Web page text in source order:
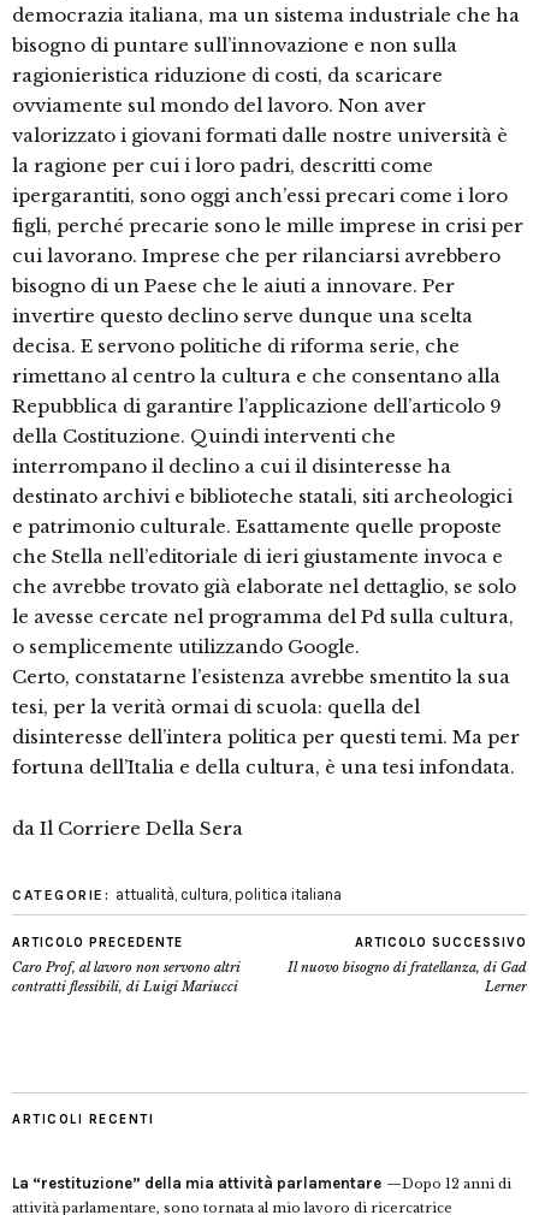
democrazia italiana, ma un sistema industriale che ha
bisogno di puntare sull’innovazione e non sulla
ragionieristica riduzione di costi, da scaricare
ovviamente sul mondo del lavoro. Non aver
valorizzato i giovani formati dalle nostre università è
la ragione per cui i loro padri, descritti come
ipergarantiti, sono oggi anch’essi precari come i loro
figli, perché precarie sono le mille imprese in crisi per
cui lavorano. Imprese che per rilanciarsi avrebbero
bisogno di un Paese che le aiuti a innovare. Per
invertire questo declino serve dunque una scelta
decisa. E servono politiche di riforma serie, che
rimettano al centro la cultura e che consentano alla
Repubblica di garantire l’applicazione dell’articolo 9
della Costituzione. Quindi interventi che
interrompano il declino a cui il disinteresse ha
destinato archivi e biblioteche statali, siti archeologici
e patrimonio culturale. Esattamente quelle proposte
che Stella nell’editoriale di ieri giustamente invoca e
che avrebbe trovato già elaborate nel dettaglio, se solo
le avesse cercate nel programma del Pd sulla cultura,
o semplicemente utilizzando Google.
Certo, constatarne l’esistenza avrebbe smentito la sua
tesi, per la verità ormai di scuola: quella del
disinteresse dell’intera politica per questi temi. Ma per
fortuna dell’Italia e della cultura, è una tesi infondata.
da Il Corriere Della Sera
CATEGORIE: attualità, cultura, politica italiana
ARTICOLO PRECEDENTE
Caro Prof, al lavoro non servono altri
contratti flessibili, di Luigi Mariucci
ARTICOLO SUCCESSIVO
Il nuovo bisogno di fratellanza, di Gad
Lerner
ARTICOLI RECENTI
La “restituzione” della mia attività parlamentare
Dopo 12 anni di
attività parlamentare, sono tornata al mio lavoro di ricercatrice